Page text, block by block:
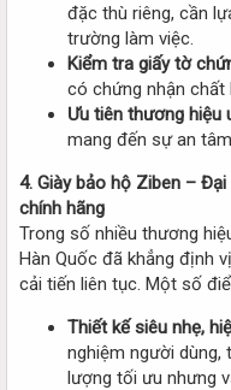
đặc thù riêng, cần
trường làm việc.
Kiểm tra giấy tờ
có chứng nhận chất
Ưu tiên thương hiệu
mang đến sự an
4. Giày bảo hộ Ziben –
chính hãng
Trong số nhiều thương
Hàn Quốc đã khẳng định
cải tiến liên tục. Một số
Thiết kế siêu nhẹ,
nghiệm người dùng,
lượng tối ưu nhưng